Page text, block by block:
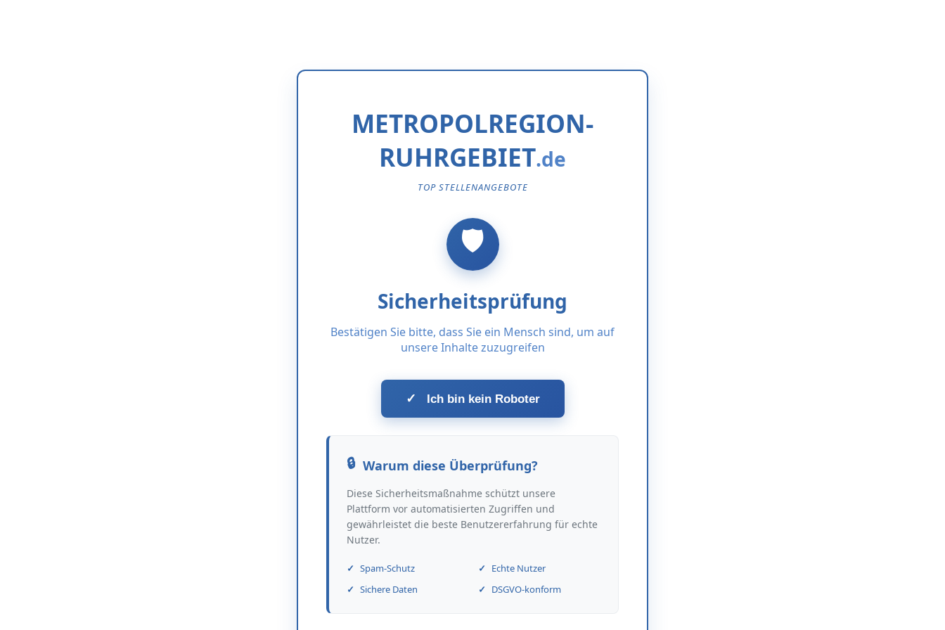
METROPOLREGION-
RUHRGEBIET
TOP STELLENANGEBOTE
Sicherheitsprüfung
Bestätigen Sie bitte, dass Sie ein Mensch sind, um auf
unsere Inhalte zuzugreifen
✓ Ich bin kein Roboter
Warum diese Überprüfung?
Diese Sicherheitsmaßnahme schützt unsere
Plattform vor automatisierten Zugriffen und
gewährleistet die beste Benutzererfahrung für echte
Nutzer.
Spam-Schutz
Echte Nutzer
Sichere Daten
DSGVO-konform